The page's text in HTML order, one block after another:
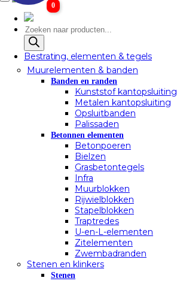
0
Producten
zoeken
Bestrating, elementen & tegels
Muurelementen & banden
Banden en randen
Kunststof kantopsluiting
Metalen kantopsluiting
Opsluitbanden
Palissaden
Betonnen elementen
Betonpoeren
Bielzen
Grasbetontegels
Infra
Muurblokken
Rijwielblokken
Stapelblokken
Traptredes
U-en-L-elementen
Zitelementen
Zwembadranden
Stenen en klinkers
Stenen